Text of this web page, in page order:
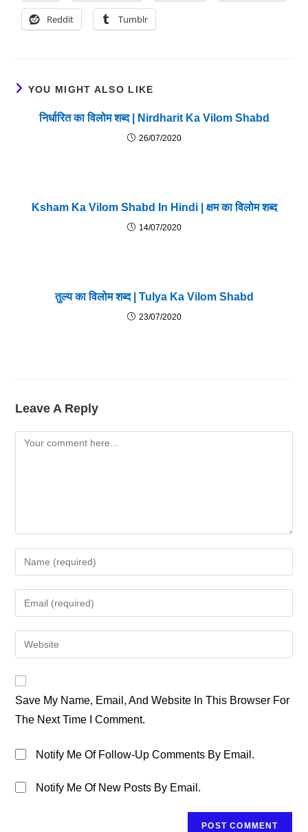
Reddit Tumblr
YOU MIGHT ALSO LIKE
निर्धारित का विलोम शब्द | Nirdharit Ka Vilom Shabd
26/07/2020
Ksham Ka Vilom Shabd In Hindi | क्षम का विलोम शब्द
14/07/2020
तुल्य का विलोम शब्द | Tulya Ka Vilom Shabd
23/07/2020
Leave A Reply
Comment
Your
Name
Or
To
Comment
Your
Email
Address
Your
URL
(optional)
Save My Name, Email, And Website In This Browser For
The Next Time I Comment.
Notify Me Of Follow-Up Comments By Email.
Notify Me Of New Posts By Email.